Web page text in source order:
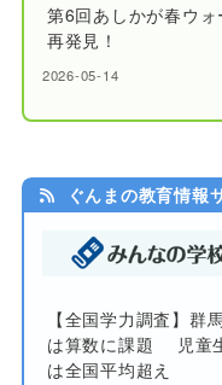
第6回あしかが春ウ
再発見！
2026-05-14
ぐんまの教育情報
【全国学力調査】
は算数に課題 児童
は全国平均超え